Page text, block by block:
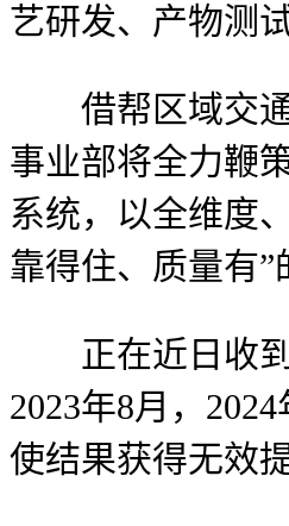
艺研发、产物测
借帮区域交通
事业部将全力鞭
系统，以全维度
靠得住、质量有”
正在近日收到
2023年8月，
使结果获得无效提